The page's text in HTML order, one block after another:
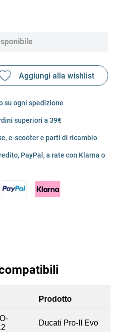
su ogni spedizione
superiori a 39€
e-scooter e parti di ricambio
PayPal, a rate con Klarna o
Prodotto
Ducati Pro-II Evo